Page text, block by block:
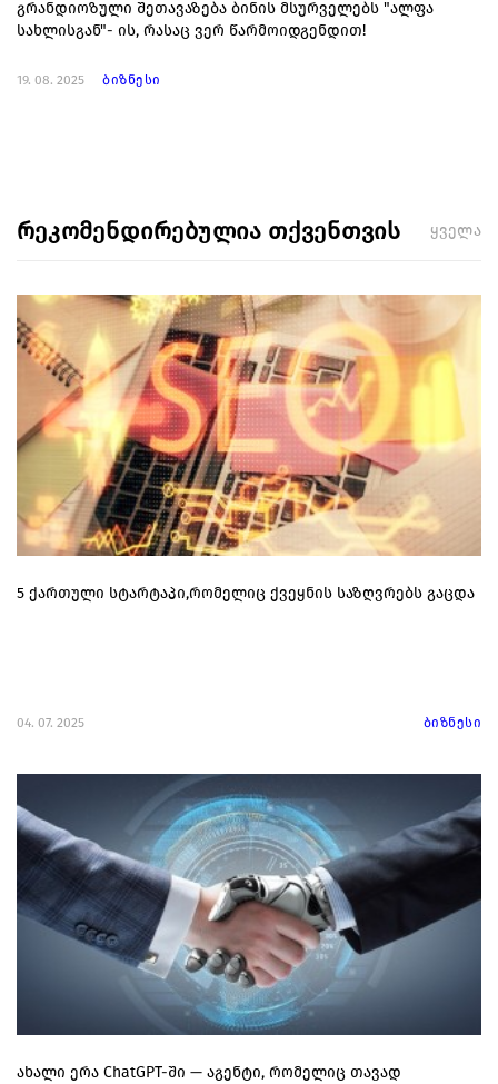
გრანდიოზული შეთავაზება ბინის მსურველებს "ალფა
სახლისგან"- ის, რასაც ვერ წარმოიდგენდით!
19. 08. 2025 ბიზნესი
რეკომენდირებულია თქვენთვის ყველა
5 ქართული სტარტაპი,რომელიც ქვეყნის საზღვრებს გაცდა
04. 07. 2025 ბიზნესი
ახალი ერა ChatGPT-ში — აგენტი, რომელიც თავად